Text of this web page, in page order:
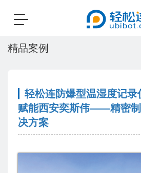
Toggle
精品案例
轻松连防爆型温湿度记录
赋能西安奕斯伟——精密
决方案